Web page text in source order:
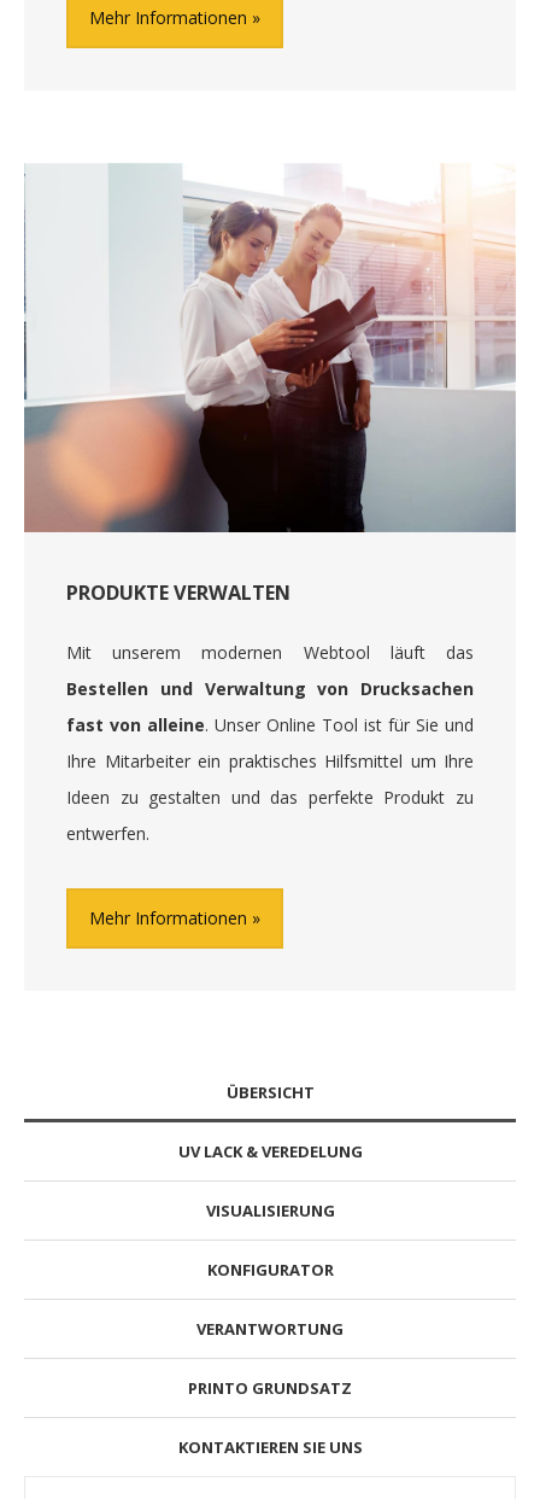
Mehr Informationen
PRODUKTE VERWALTEN
Mit unserem modernen Webtool läuft das
Bestellen und Verwaltung von Drucksachen
fast von alleine. Unser Online Tool ist für Sie und
Ihre Mitarbeiter ein praktisches Hilfsmittel um Ihre
Ideen zu gestalten und das perfekte Produkt zu
entwerfen.
Mehr Informationen
ÜBERSICHT
UV LACK & VEREDELUNG
VISUALISIERUNG
KONFIGURATOR
VERANTWORTUNG
PRINTO GRUNDSATZ
KONTAKTIEREN SIE UNS